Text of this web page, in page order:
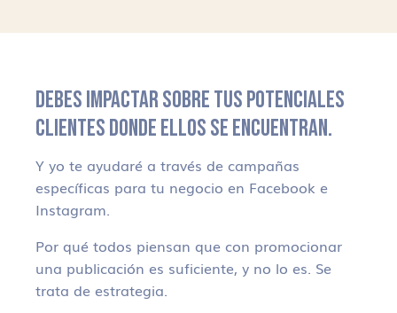
DEBES IMPACTAR SOBRE TUS POTENCIALES
CLIENTES DONDE ELLOS SE ENCUENTRAN.
Y yo te ayudaré a través de campañas
específicas para tu negocio en Facebook e
Instagram.
Por qué todos piensan que con promocionar
una publicación es suficiente, y no lo es. Se
trata de estrategia.